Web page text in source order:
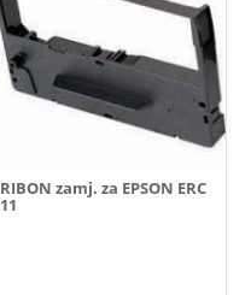
RIBON zamj. za EPSON ERC
11